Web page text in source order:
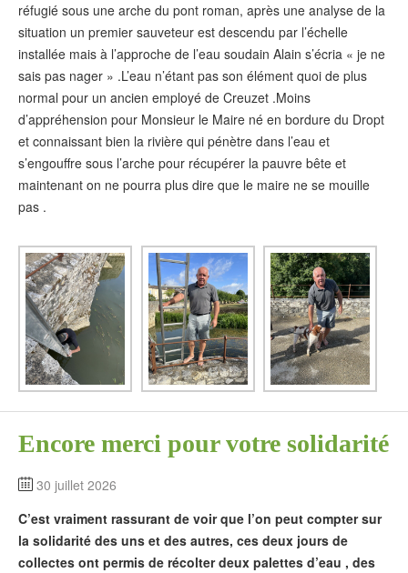
réfugié sous une arche du pont roman, après une analyse de la
situation un premier sauveteur est descendu par l’échelle
installée mais à l’approche de l’eau soudain Alain s’écria « je ne
sais pas nager » .L’eau n’étant pas son élément quoi de plus
normal pour un ancien employé de Creuzet .Moins
d’appréhension pour Monsieur le Maire né en bordure du Dropt
et connaissant bien la rivière qui pénètre dans l’eau et
s’engouffre sous l’arche pour récupérer la pauvre bête et
maintenant on ne pourra plus dire que le maire ne se mouille
pas .
Encore merci pour votre solidarité
30 juillet 2026
C’est vraiment rassurant de voir que l’on peut compter sur
la solidarité des uns et des autres, ces deux jours de
collectes ont permis de récolter deux palettes d’eau , des